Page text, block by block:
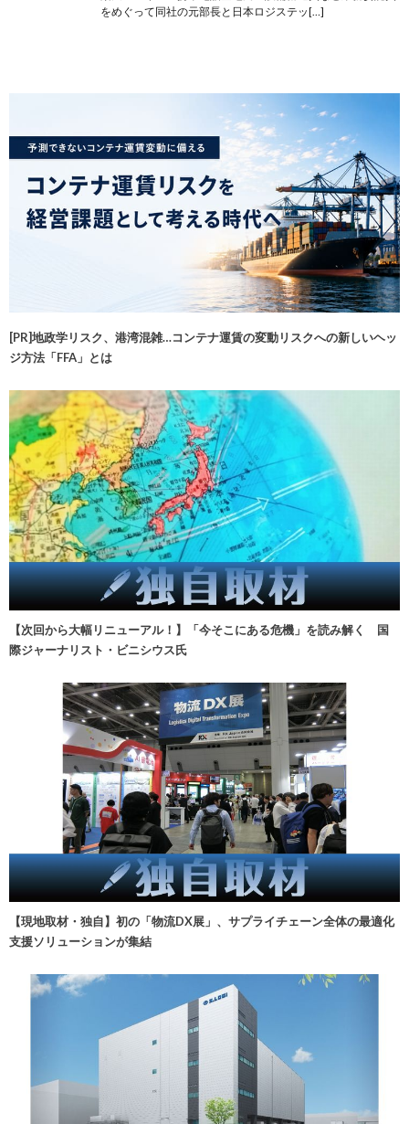
をめぐって同社の元部長と日本ロジステッ[…]
[PR]地政学リスク、港湾混雑…コンテナ運賃の変動リスクへの新しいヘッ
ジ方法「FFA」とは
【次回から大幅リニューアル！】「今そこにある危機」を読み解く 国
際ジャーナリスト・ビニシウス氏
【現地取材・独自】初の「物流DX展」、サプライチェーン全体の最適化
支援ソリューションが集結